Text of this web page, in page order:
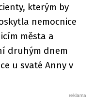
kterým by
nemocnice
města a
druhým dnem
u svaté Anny v